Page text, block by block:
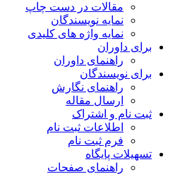
مقالات در دست چاپ
نمایه نویسندگان
نمایه واژه های کلیدی
برای داوران
راهنمای داوران
برای نویسندگان
راهنمای نگارش
ارسال مقاله
ثبت نام و اشتراک
اطلاعات ثبت نام
فرم ثبت نام
تسهیلات پایگاه
راهنمای صفحات